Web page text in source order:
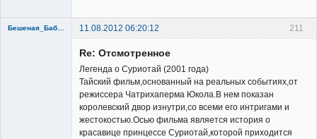
211
Бешеная_Бабуся 11.08.2012 06:20:12
Re: Отсмотренное
Легенда о Суриотай (2001 года)
Тайский фильм,основанный на реальных событиях,от
режиссера Чатрихаперма Юкола.В нем показан
королевский двор изнутри,со всеми его интригами и
жестокостью.Осью фильма является история о
красавице принцессе Суриотай,которой приходится